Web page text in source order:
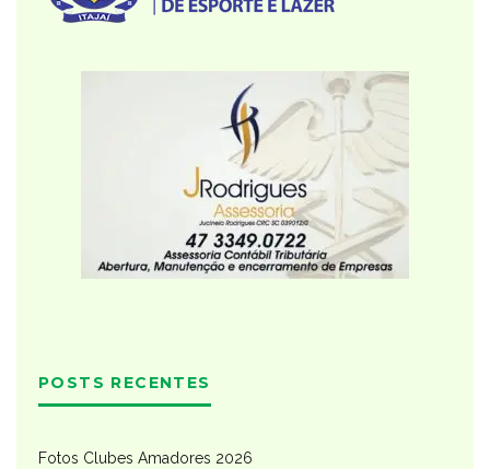
POSTS RECENTES
Fotos Clubes Amadores 2026